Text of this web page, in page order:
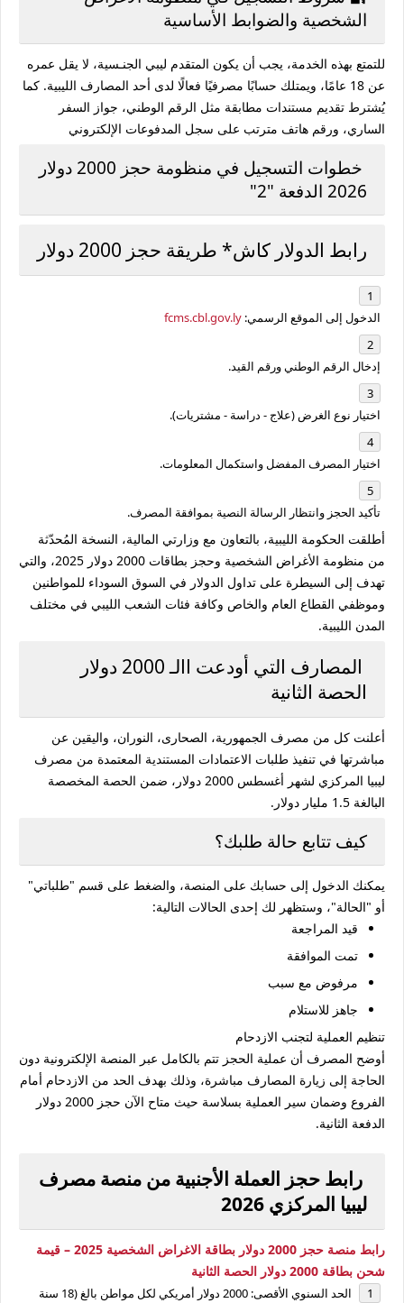
الشخصية والضوابط الأساسية
للتمتع بهذه الخدمة، يجب أن يكون المتقدم ليبي الجنـسية، لا يقل عمره
عن 18 عامًا، ويمتلك حسابًا مصرفيًا فعالًا لدى أحد المصارف الليبية. كما
يُشترط تقديم مستندات مطابقة مثل الرقم الوطني، جواز السفر
الساري، ورقم هاتف مترتب على سجل المدفوعات الإلكتروني
خطوات التسجيل في منظومة حجز 2000 دولار
2026 الدفعة "2"
رابط الدولار كاش* طريقة حجز 2000 دولار
الدخول إلى الموقع الرسمي: fcms.cbl.gov.ly
إدخال الرقم الوطني ورقم القيد.
اختيار نوع الغرض (علاج - دراسة - مشتريات).
اختيار المصرف المفضل واستكمال المعلومات.
تأكيد الحجز وانتظار الرسالة النصية بموافقة المصرف.
أطلقت الحكومة الليبية، بالتعاون مع وزارتي المالية، النسخة المُحدّثة
من منظومة الأغراض الشخصية وحجز بطاقات 2000 دولار 2025، والتي
تهدف إلى السيطرة على تداول الدولار في السوق السوداء للمواطنين
وموظفي القطاع العام والخاص وكافة فئات الشعب الليبي في مختلف
المدن الليبية.
المصارف التي أودعت االـ 2000 دولار
الحصة الثانية
أعلنت كل من مصرف الجمهورية، الصحارى، النوران، واليقين عن
مباشرتها في تنفيذ طلبات الاعتمادات المستندية المعتمدة من مصرف
ليبيا المركزي لشهر أغسطس 2000 دولار، ضمن الحصة المخصصة
البالغة 1.5 مليار دولار.
كيف تتابع حالة طلبك؟
يمكنك الدخول إلى حسابك على المنصة، والضغط على قسم "طلباتي"
أو "الحالة"، وستظهر لك إحدى الحالات التالية:
قيد المراجعة
تمت الموافقة
مرفوض مع سبب
جاهز للاستلام
تنظيم العملية لتجنب الازدحام
أوضح المصرف أن عملية الحجز تتم بالكامل عبر المنصة الإلكترونية دون
الحاجة إلى زيارة المصارف مباشرة، وذلك بهدف الحد من الازدحام أمام
الفروع وضمان سير العملية بسلاسة حيث متاح الآن حجز 2000 دولار
الدفعة الثانية.
رابط حجز العملة الأجنبية من منصة مصرف
ليبيا المركزي 2026
رابط منصة حجز 2000 دولار بطاقة الاغراض الشخصية 2025 – قيمة
شحن بطاقة 2000 دولار الحصة الثانية
الحد السنوي الأقصى: 2000 دولار أمريكي لكل مواطن بالغ (18 سنة